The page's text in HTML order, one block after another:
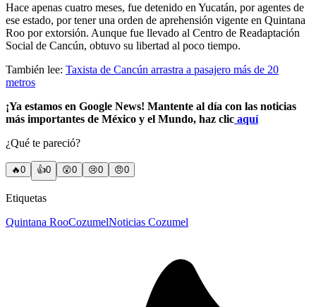
Hace apenas cuatro meses, fue detenido en Yucatán, por agentes de
ese estado, por tener una orden de aprehensión vigente en Quintana
Roo por extorsión. Aunque fue llevado al Centro de Readaptación
Social de Cancún, obtuvo su libertad al poco tiempo.
También lee: Taxista de Cancún arrastra a pasajero más de 20
metros
¡Ya estamos en Google News! Mantente al día con las noticias
más importantes de México y el Mundo, haz clic aquí
¿Qué te pareció?
🔥0 👍0 😲0 😢0 😠0
Etiquetas
Quintana RooCozumelNoticias Cozumel